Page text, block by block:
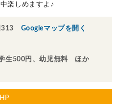
楽しめますよ♪
313 Googleマップを開く
生500円、幼児無料 ほか